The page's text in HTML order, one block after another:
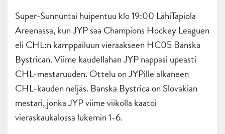
Super-Sunnuntai huipentuu klo 19:00 LähiTapiola
Areenassa, kun JYP saa Champions Hockey Leaguen
eli CHL:n kamppailuun vieraakseen HC05 Banska
Bystrican. Viime kaudellahan JYP nappasi upeasti
CHL-mestaruuden. Ottelu on JYPille alkaneen
CHL-kauden neljäs. Banska Bystrica on Slovakian
mestari, jonka JYP viime viikolla kaatoi
vieraskaukalossa lukemin 1-6.